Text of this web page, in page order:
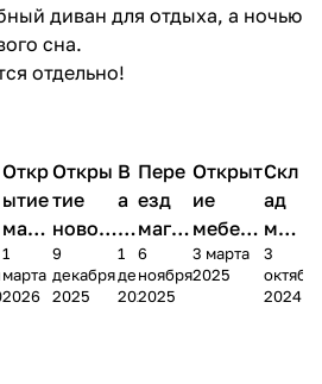
диван для отдыха, а ночью
сна.
отдельно!
Откр
ытие
мага
зина
в
1
марта
2026
Откры
тие
новог
о
магаз
9
декабря
2025
В
а
к
а
н
1
декабря
2025
Пере
езд
магаз
ина в
г.
6
ноября
2025
Открыт
ие
мебель
ного
салона
3 марта
2025
Скл
ад
меб
ели
пер
3
2024